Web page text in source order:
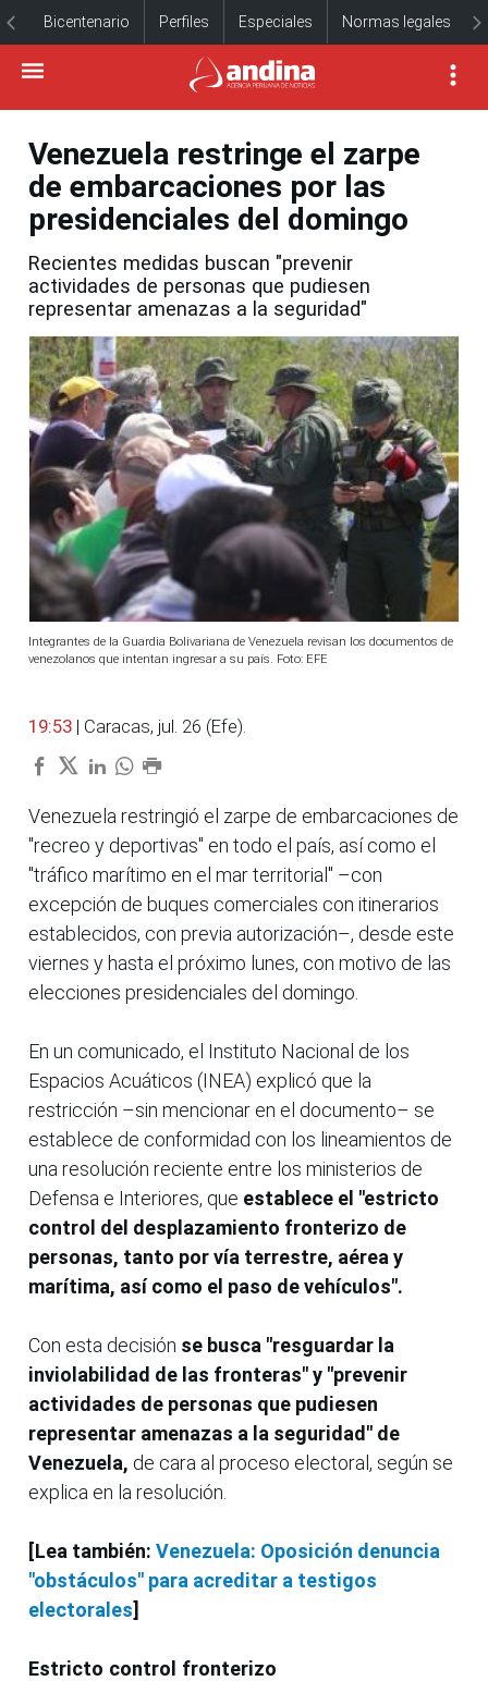
Bicentenario Perfiles Especiales Normas legales
Venezuela restringe el zarpe
de embarcaciones por las
presidenciales del domingo
Recientes medidas buscan "prevenir
actividades de personas que pudiesen
representar amenazas a la seguridad"
Integrantes de la Guardia Bolivariana de Venezuela revisan los documentos de
venezolanos que intentan ingresar a su país. Foto: EFE
19:53 | Caracas, jul. 26 (Efe).
Venezuela restringió el zarpe de embarcaciones de
"recreo y deportivas" en todo el país, así como el
"tráfico marítimo en el mar territorial" –con
excepción de buques comerciales con itinerarios
establecidos, con previa autorización–, desde este
viernes y hasta el próximo lunes, con motivo de las
elecciones presidenciales del domingo.
En un comunicado, el Instituto Nacional de los
Espacios Acuáticos (INEA) explicó que la
restricción –sin mencionar en el documento– se
establece de conformidad con los lineamientos de
una resolución reciente entre los ministerios de
Defensa e Interiores, que establece el "estricto
control del desplazamiento fronterizo de
personas, tanto por vía terrestre, aérea y
marítima, así como el paso de vehículos".
Con esta decisión se busca "resguardar la
inviolabilidad de las fronteras" y "prevenir
actividades de personas que pudiesen
representar amenazas a la seguridad" de
Venezuela, de cara al proceso electoral, según se
explica en la resolución.
[Lea también: Venezuela: Oposición denuncia
"obstáculos" para acreditar a testigos
electorales]
Estricto control fronterizo